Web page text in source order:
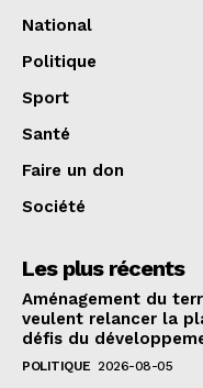
National
Politique
Sport
Santé
Faire un don
Société
Les plus récents
Aménagement du
veulent relancer la
défis du
POLITIQUE 2026-08-05